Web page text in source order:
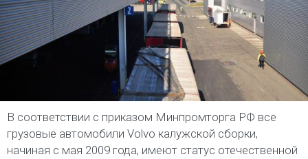
В соответствии с приказом Минпромторга РФ все
грузовые автомобили Volvo калужской сборки,
начиная с мая 2009 года, имеют статус отечественной